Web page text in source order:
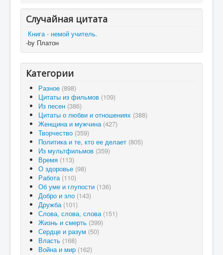
Случайная цитата
Книга - немой учитель.
-by Платон
Категории
Разное (898)
Цитаты из фильмов (109)
Из песен (386)
Цитаты о любви и отношениях (388)
Женщина и мужчина (427)
Творчество (359)
Политика и те, кто ее делает (805)
Из мультфильмов (359)
Время (113)
О здоровье (98)
Работа (110)
Об уме и глупости (136)
Добро и зло (143)
Дружба (101)
Слова, слова, слова (151)
Жизнь и смерть (399)
Сердце и разум (50)
Власть (168)
Война и мир (162)